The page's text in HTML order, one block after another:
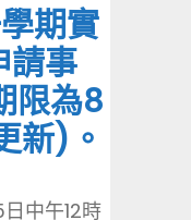
期實
請事
限為8
新)。
中午12時